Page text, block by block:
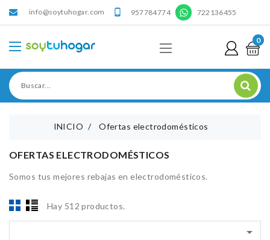
info@soytuhogar.com  957784774 ' 722136455
0
INICIO Ofertas electrodomésticos
OFERTAS ELECTRODOMÉSTICOS
Somos tus mejores rebajas en electrodomésticos.
Hay 512 productos.
